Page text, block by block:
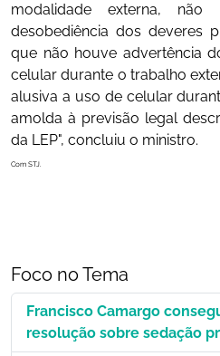
modalidade externa,
desobediência dos deveres
que não houve advertência
celular durante o trabalho
alusiva a uso de celular
amolda à previsão legal
da LEP", concluiu o ministro.
Com STJ.
Foco no Tema
Francisco Camargo
resolução sobre sedação